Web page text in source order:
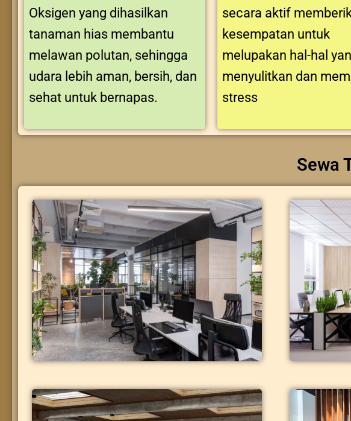
Oksigen yang dihasilkan
tanaman hias membantu
melawan polutan, sehingga
udara lebih aman, bersih, dan
sehat untuk bernapas.
secara aktif
kesempatan untuk
melupakan hal-hal
menyulitkan dan
stress
Sewa